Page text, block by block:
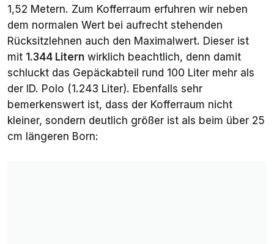
1,52 Metern. Zum Kofferraum erfuhren wir neben
dem normalen Wert bei aufrecht stehenden
Rücksitzlehnen auch den Maximalwert. Dieser ist
mit 1.344 Litern wirklich beachtlich, denn damit
schluckt das Gepäckabteil rund 100 Liter mehr als
der ID. Polo (1.243 Liter). Ebenfalls sehr
bemerkenswert ist, dass der Kofferraum nicht
kleiner, sondern deutlich größer ist als beim über 25
cm längeren Born: